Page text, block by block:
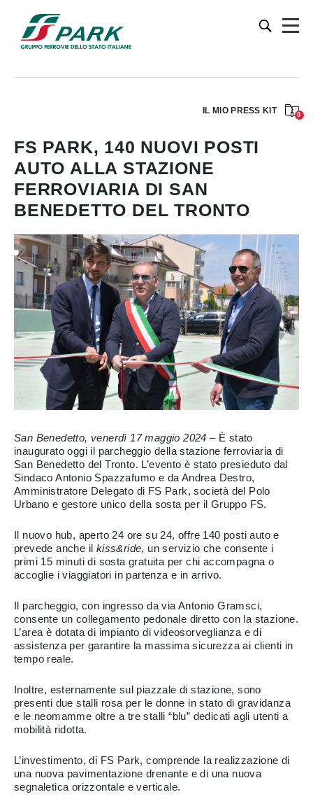
IL MIO PRESS KIT 0
FS PARK, 140 NUOVI POSTI
AUTO ALLA STAZIONE
FERROVIARIA DI SAN
BENEDETTO DEL TRONTO
San Benedetto, venerdì 17 maggio 2024 – È stato
inaugurato oggi il parcheggio della stazione ferroviaria di
San Benedetto del Tronto. L’evento è stato presieduto dal
Sindaco Antonio Spazzafumo e da Andrea Destro,
Amministratore Delegato di FS Park, società del Polo
Urbano e gestore unico della sosta per il Gruppo FS.
Il nuovo hub, aperto 24 ore su 24, offre 140 posti auto e
prevede anche il kiss&ride, un servizio che consente i
primi 15 minuti di sosta gratuita per chi accompagna o
accoglie i viaggiatori in partenza e in arrivo.
Il parcheggio, con ingresso da via Antonio Gramsci,
consente un collegamento pedonale diretto con la stazione.
L’area è dotata di impianto di videosorveglianza e di
assistenza per garantire la massima sicurezza ai clienti in
tempo reale.
Inoltre, esternamente sul piazzale di stazione, sono
presenti due stalli rosa per le donne in stato di gravidanza
e le neomamme oltre a tre stalli “blu” dedicati agli utenti a
mobilità ridotta.
L’investimento, di FS Park, comprende la realizzazione di
una nuova pavimentazione drenante e di una nuova
segnaletica orizzontale e verticale.